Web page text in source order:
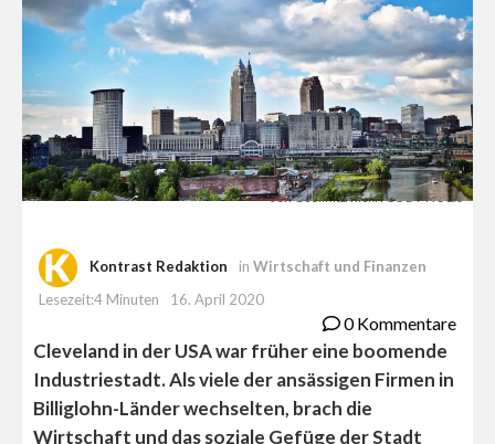
Jen Goellnitz/flickr: CC BY-NC 2.0
Kontrast Redaktion in Wirtschaft und Finanzen
Lesezeit:4 Minuten
16. April 2020
0 Kommentare
Cleveland in der USA war früher eine boomende
Industriestadt. Als viele der ansässigen Firmen in
Billiglohn-Länder wechselten, brach die
Wirtschaft und das soziale Gefüge der Stadt